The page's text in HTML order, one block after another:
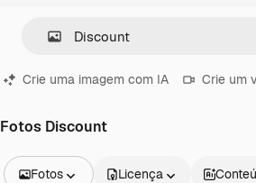
Crie uma imagem com IA Crie um
Fotos Discount
Fotos Licença